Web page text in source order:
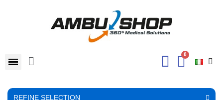
REFINE SELECTION